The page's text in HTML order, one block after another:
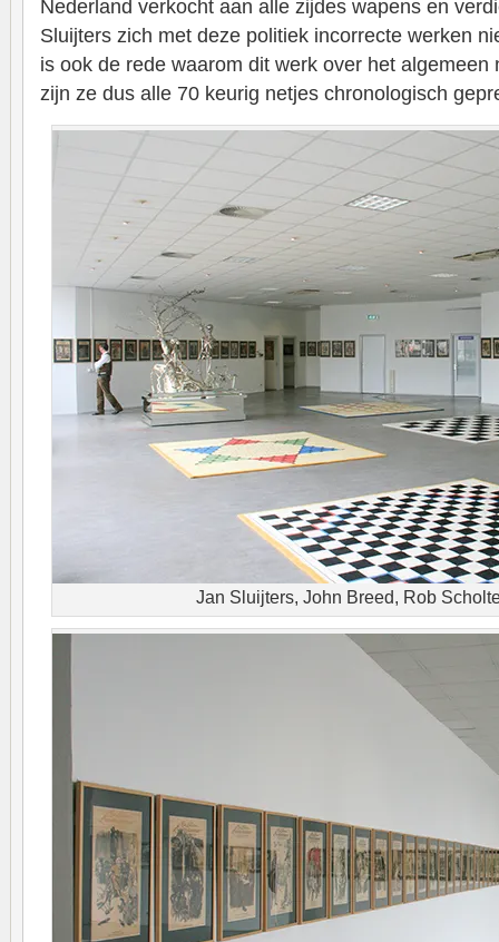
Nederland verkocht aan alle zijdes wapens en
Sluijters zich met deze politiek incorrecte werken
is ook de rede waarom dit werk over het algemeen
zijn ze dus alle 70 keurig netjes chronologisch
Jan Sluijters, John Breed, Rob